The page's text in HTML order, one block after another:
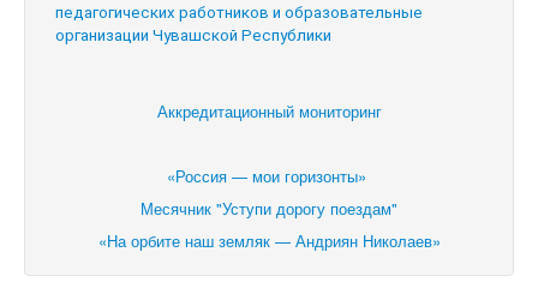
педагогических работников и образовательные
организации Чувашской Республики
Аккредитационный мониторинг
«Россия — мои горизонты»
Месячник "Уступи дорогу поездам"
«На орбите наш земляк — Андриян Николаев»